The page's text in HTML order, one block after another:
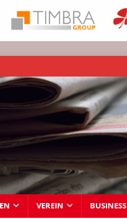
VEREIN BUSINESS